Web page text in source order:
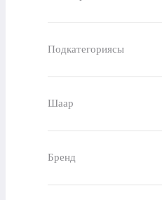
Подкатегориясы
Шаар
Бренд